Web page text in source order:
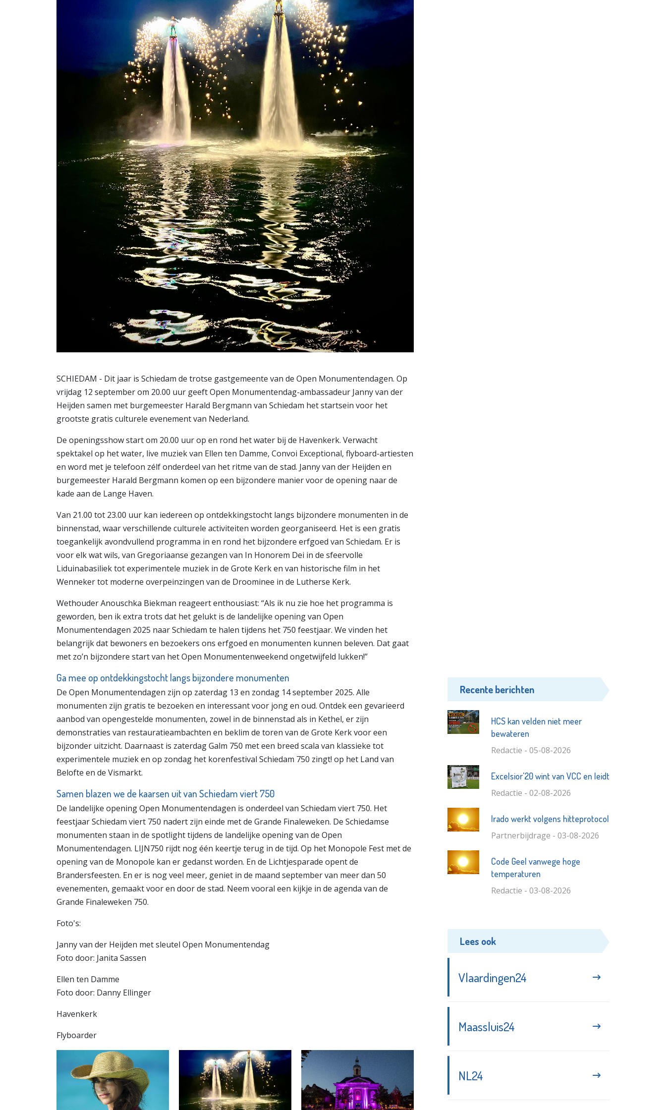
SCHIEDAM - Dit jaar is Schiedam de trotse gastgemeente van de Open Monumentendagen. Op
vrijdag 12 september om 20.00 uur geeft Open Monumentendag-ambassadeur Janny van der
Heijden samen met burgemeester Harald Bergmann van Schiedam het startsein voor het
grootste gratis culturele evenement van Nederland.
De openingsshow start om 20.00 uur op en rond het water bij de Havenkerk. Verwacht
spektakel op het water, live muziek van Ellen ten Damme, Convoi Exceptional, flyboard-artiesten
en word met je telefoon zélf onderdeel van het ritme van de stad. Janny van der Heijden en
burgemeester Harald Bergmann komen op een bijzondere manier voor de opening naar de
kade aan de Lange Haven.
Van 21.00 tot 23.00 uur kan iedereen op ontdekkingstocht langs bijzondere monumenten in de
binnenstad, waar verschillende culturele activiteiten worden georganiseerd. Het is een gratis
toegankelijk avondvullend programma in en rond het bijzondere erfgoed van Schiedam. Er is
voor elk wat wils, van Gregoriaanse gezangen van In Honorem Dei in de sfeervolle
Liduinabasiliek tot experimentele muziek in de Grote Kerk en van historische film in het
Wenneker tot moderne overpeinzingen van de Droominee in de Lutherse Kerk.
Wethouder Anouschka Biekman reageert enthousiast: “Als ik nu zie hoe het programma is
geworden, ben ik extra trots dat het gelukt is de landelijke opening van Open
Monumentendagen 2025 naar Schiedam te halen tijdens het 750 feestjaar. We vinden het
belangrijk dat bewoners en bezoekers ons erfgoed en monumenten kunnen beleven. Dat gaat
met zo’n bijzondere start van het Open Monumentenweekend ongetwijfeld lukken!”
Ga mee op ontdekkingstocht langs bijzondere monumenten
De Open Monumentendagen zijn op zaterdag 13 en zondag 14 september 2025. Alle
monumenten zijn gratis te bezoeken en interessant voor jong en oud. Ontdek een gevarieerd
aanbod van opengestelde monumenten, zowel in de binnenstad als in Kethel, er zijn
demonstraties van restauratieambachten en beklim de toren van de Grote Kerk voor een
bijzonder uitzicht. Daarnaast is zaterdag Galm 750 met een breed scala van klassieke tot
experimentele muziek en op zondag het korenfestival Schiedam 750 zingt! op het Land van
Belofte en de Vismarkt.
Samen blazen we de kaarsen uit van Schiedam viert 750
De landelijke opening Open Monumentendagen is onderdeel van Schiedam viert 750. Het
feestjaar Schiedam viert 750 nadert zijn einde met de Grande Finaleweken. De Schiedamse
monumenten staan in de spotlight tijdens de landelijke opening van de Open
Monumentendagen. LIJN750 rijdt nog één keertje terug in de tijd. Op het Monopole Fest met de
opening van de Monopole kan er gedanst worden. En de Lichtjesparade opent de
Brandersfeesten. En er is nog veel meer, geniet in de maand september van meer dan 50
evenementen, gemaakt voor en door de stad. Neem vooral een kijkje in de agenda van de
Grande Finaleweken 750.
Foto's:
Janny van der Heijden met sleutel Open Monumentendag
Foto door: Janita Sassen
Ellen ten Damme
Foto door: Danny Ellinger
Havenkerk
Flyboarder
Recente berichten
HCS kan velden niet meer
bewateren
Redactie - 05-08-2026
Excelsior'20 wint van VCC en leidt
Redactie - 02-08-2026
Irado werkt volgens hitteprotocol
Partnerbijdrage - 03-08-2026
Code Geel vanwege hoge
temperaturen
Redactie - 03-08-2026
Lees ook
Vlaardingen24
Maassluis24
NL24